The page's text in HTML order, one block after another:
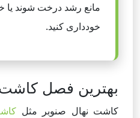
مانع رشد درخت شوند یا
خودداری کنید.
بهترین فصل کاشت
کاشت نهال صنوبر مثل